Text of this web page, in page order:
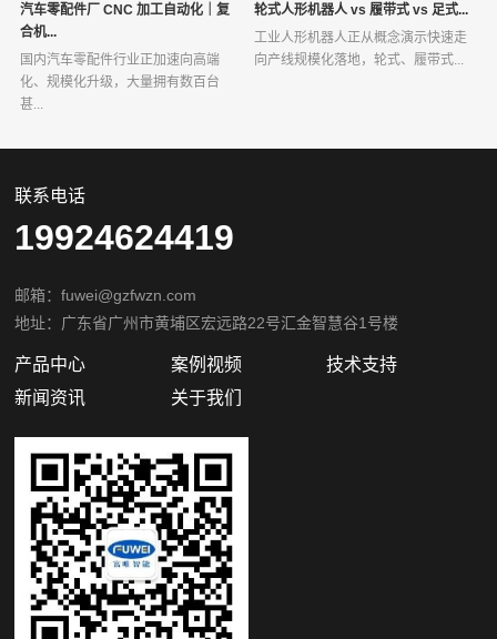
汽车零配件厂 CNC 加工自动化｜复
合机...
国内汽车零配件行业正加速向高端
化、规模化升级，大量拥有数百台
甚...
轮式人形机器人 vs 履带式 vs 足式...
工业人形机器人正从概念演示快速走
向产线规模化落地，轮式、履带式...
联系电话
19924624419
邮箱：fuwei@gzfwzn.com
地址：广东省广州市黄埔区宏远路22号汇金智慧谷1号楼
产品中心 案例视频
技术支持
新闻资讯
关于我们